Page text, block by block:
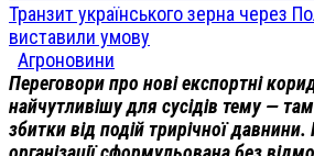
Транзит українського зерна через
виставили умову
Агроновини
Переговори про нові експортні
найчутливішу для сусідів тему —
збитки від подій трирічної давнини.